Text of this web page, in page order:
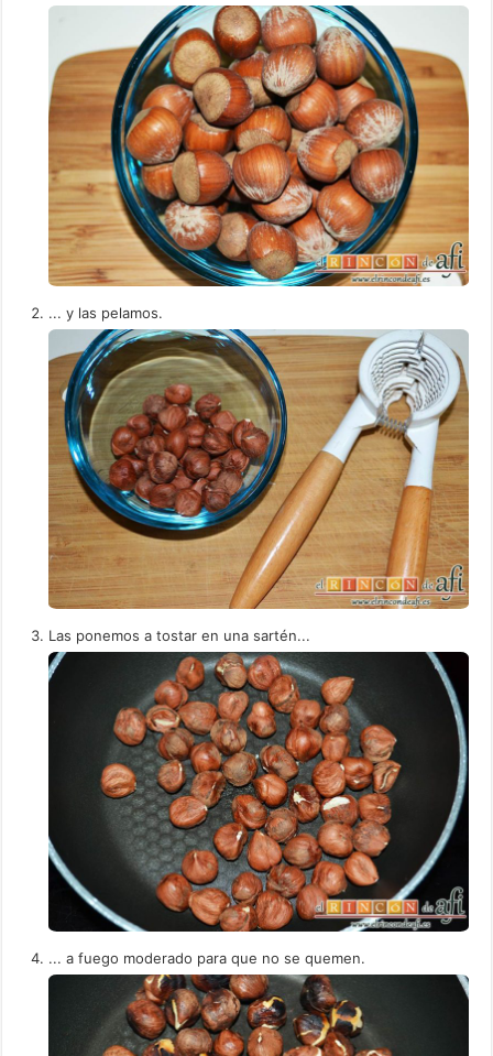
... y las pelamos.
Las ponemos a tostar en una sartén...
... a fuego moderado para que no se quemen.